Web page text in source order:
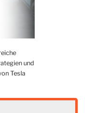
und
Tesla